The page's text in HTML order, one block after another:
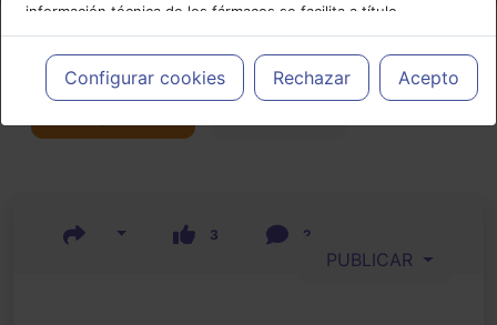
información técnica de los fármacos se facilita a título
meramente informativo, siendo responsabilidad de los
profesionales facultados prescribir medicamentos y decidir, en
cada caso concreto, el tratamiento más adecuado a las
necesidades del paciente.
Configurar cookies Rechazar Acepto
Actualidad y Artículos|Salud mental
3 2
PUBLICAR